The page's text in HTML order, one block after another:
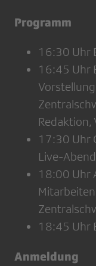
Programm
16:30 Uhr
16:45 Uhr
Redaktion,
17:30 Uhr
Live-
18:00 Uhr
18:45 Uhr
Anmeldung